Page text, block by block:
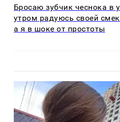
Бросаю зубчик чеснока в
утром радуюсь своей
а я в шоке от простоты